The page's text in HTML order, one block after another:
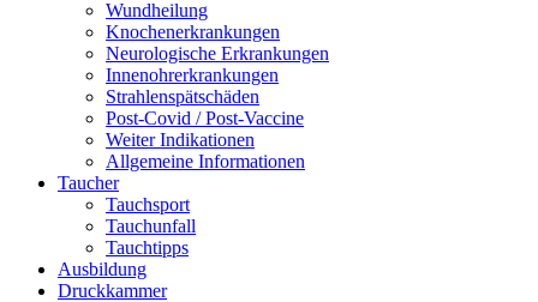
Wundheilung
Knochenerkrankungen
Neurologische Erkrankungen
Innenohrerkrankungen
Strahlenspätschäden
Post-Covid / Post-Vaccine
Weiter Indikationen
Allgemeine Informationen
Taucher
Tauchsport
Tauchunfall
Tauchtipps
Ausbildung
Druckkammer